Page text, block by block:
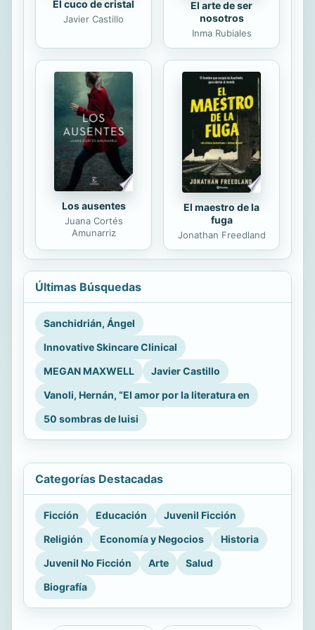
El cuco de cristal
Javier Castillo
El arte de ser
nosotros
Inma Rubiales
Los ausentes
Juana Cortés
Amunarriz
El maestro de la
fuga
Jonathan Freedland
Últimas Búsquedas
Sanchidrián, Ángel
Innovative Skincare Clinical
MEGAN MAXWELL
Javier Castillo
Vanoli, Hernán, “El amor por la literatura en
50 sombras de luisi
Categorías Destacadas
Ficción Educación
Juvenil Ficción
Religión
Economía y Negocios
Historia
Juvenil No Ficción
Arte
Salud
Biografía